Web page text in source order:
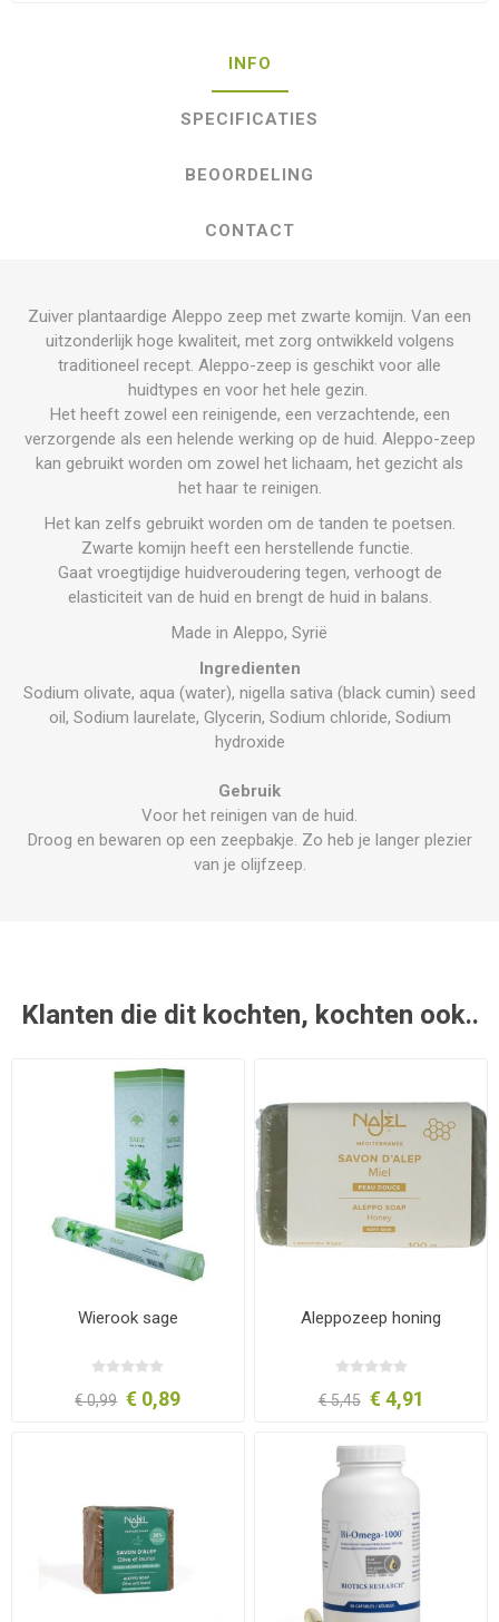
INFO
SPECIFICATIES
BEOORDELING
CONTACT
Zuiver plantaardige Aleppo zeep met zwarte komijn. Van een
uitzonderlijk hoge kwaliteit, met zorg ontwikkeld volgens
traditioneel recept. Aleppo-zeep is geschikt voor alle
huidtypes en voor het hele gezin.
Het heeft zowel een reinigende, een verzachtende, een
verzorgende als een helende werking op de huid. Aleppo-zeep
kan gebruikt worden om zowel het lichaam, het gezicht als
het haar te reinigen.
Het kan zelfs gebruikt worden om de tanden te poetsen.
Zwarte komijn heeft een herstellende functie.
Gaat vroegtijdige huidveroudering tegen, verhoogt de
elasticiteit van de huid en brengt de huid in balans.
Made in Aleppo, Syrië
Ingredienten
Sodium olivate, aqua (water), nigella sativa (black cumin) seed
oil, Sodium laurelate, Glycerin, Sodium chloride, Sodium
hydroxide
Gebruik
Voor het reinigen van de huid.
Droog en bewaren op een zeepbakje. Zo heb je langer plezier
van je olijfzeep.
Klanten die dit kochten, kochten ook..
Wierook sage
€ 0,99 € 0,89
Aleppozeep honing
€ 5,45 € 4,91